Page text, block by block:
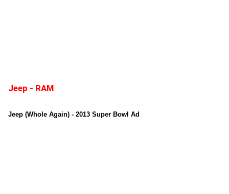
Jeep - RAM
Jeep (Whole Again) - 2013 Super Bowl Ad